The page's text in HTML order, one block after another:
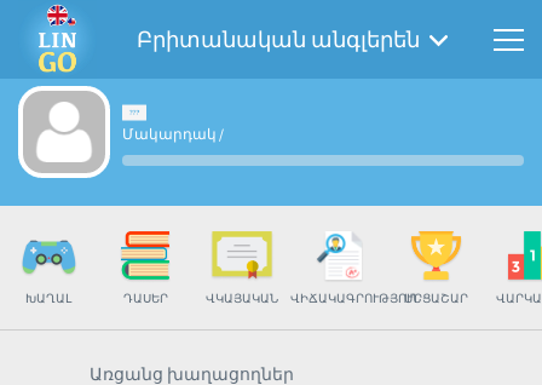
Բրիտանական անգլերեն
Մակարդակ /
ԽԱՂԱԼ ԴԱՍԵՐ ՎԿԱՅԱԿԱՆ ՎԻՃԱԿԱԳՐՈՒԹՅՈՒՆՄՐՑԱՇԱՐ
Առցանց խաղացողներ